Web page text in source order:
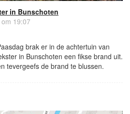
in Bunschoten
19:07
brak er in de achtertuin van
in Bunschoten een fikse brand uit.
tevergeefs de brand te blussen.